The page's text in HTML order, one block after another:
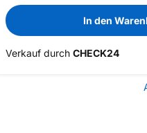
In den
Verkauf durch CHECK24